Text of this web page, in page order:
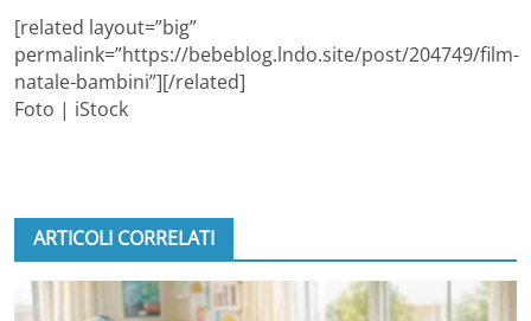
[related layout=”big”
permalink=”https://bebeblog.lndo.site/post/204749/film-
natale-bambini”][/related]
Foto | iStock
ARTICOLI CORRELATI